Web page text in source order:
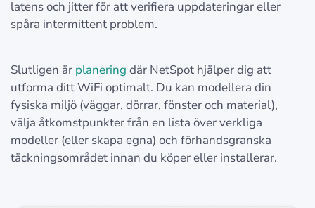
latens och jitter för att verifiera uppdateringar eller
spåra intermittent problem.
Slutligen är planering där NetSpot hjälper dig att
utforma ditt WiFi optimalt. Du kan modellera din
fysiska miljö (väggar, dörrar, fönster och material),
välja åtkomstpunkter från en lista över verkliga
modeller (eller skapa egna) och förhandsgranska
täckningsområdet innan du köper eller installerar.